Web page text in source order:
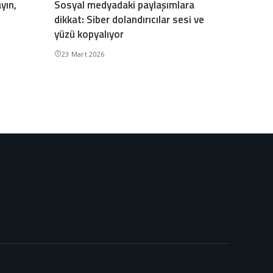
Sosyal medyadaki paylaşımlara
dikkat: Siber dolandırıcılar sesi ve
yüzü kopyalıyor
23 Mart 2026